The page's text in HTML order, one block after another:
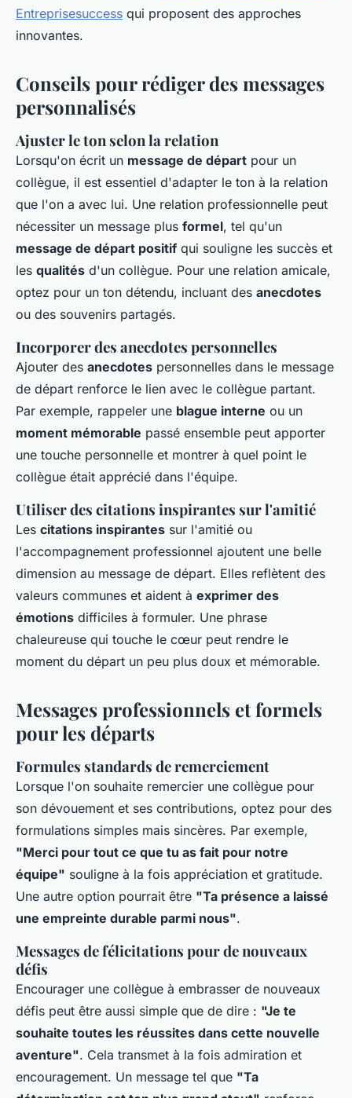
Entreprisesuccess qui proposent des approches
innovantes.
Conseils pour rédiger des messages
personnalisés
Ajuster le ton selon la relation
Lorsqu'on écrit un message de départ pour un
collègue, il est essentiel d'adapter le ton à la relation
que l'on a avec lui. Une relation professionnelle peut
nécessiter un message plus formel, tel qu'un
message de départ positif qui souligne les succès et
les qualités d'un collègue. Pour une relation amicale,
optez pour un ton détendu, incluant des anecdotes
ou des souvenirs partagés.
Incorporer des anecdotes personnelles
Ajouter des anecdotes personnelles dans le message
de départ renforce le lien avec le collègue partant.
Par exemple, rappeler une blague interne ou un
moment mémorable passé ensemble peut apporter
une touche personnelle et montrer à quel point le
collègue était apprécié dans l'équipe.
Utiliser des citations inspirantes sur l'amitié
Les citations inspirantes sur l'amitié ou
l'accompagnement professionnel ajoutent une belle
dimension au message de départ. Elles reflètent des
valeurs communes et aident à exprimer des
émotions difficiles à formuler. Une phrase
chaleureuse qui touche le cœur peut rendre le
moment du départ un peu plus doux et mémorable.
Messages professionnels et formels
pour les départs
Formules standards de remerciement
Lorsque l'on souhaite remercier une collègue pour
son dévouement et ses contributions, optez pour des
formulations simples mais sincères. Par exemple,
"Merci pour tout ce que tu as fait pour notre
équipe" souligne à la fois appréciation et gratitude.
Une autre option pourrait être "Ta présence a laissé
une empreinte durable parmi nous".
Messages de félicitations pour de nouveaux
défis
Encourager une collègue à embrasser de nouveaux
défis peut être aussi simple que de dire : "Je te
souhaite toutes les réussites dans cette nouvelle
aventure". Cela transmet à la fois admiration et
encouragement. Un message tel que "Ta